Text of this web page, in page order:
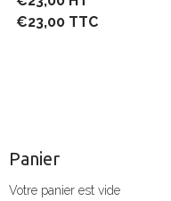
€23,00 TTC
Panier
Votre panier est vide